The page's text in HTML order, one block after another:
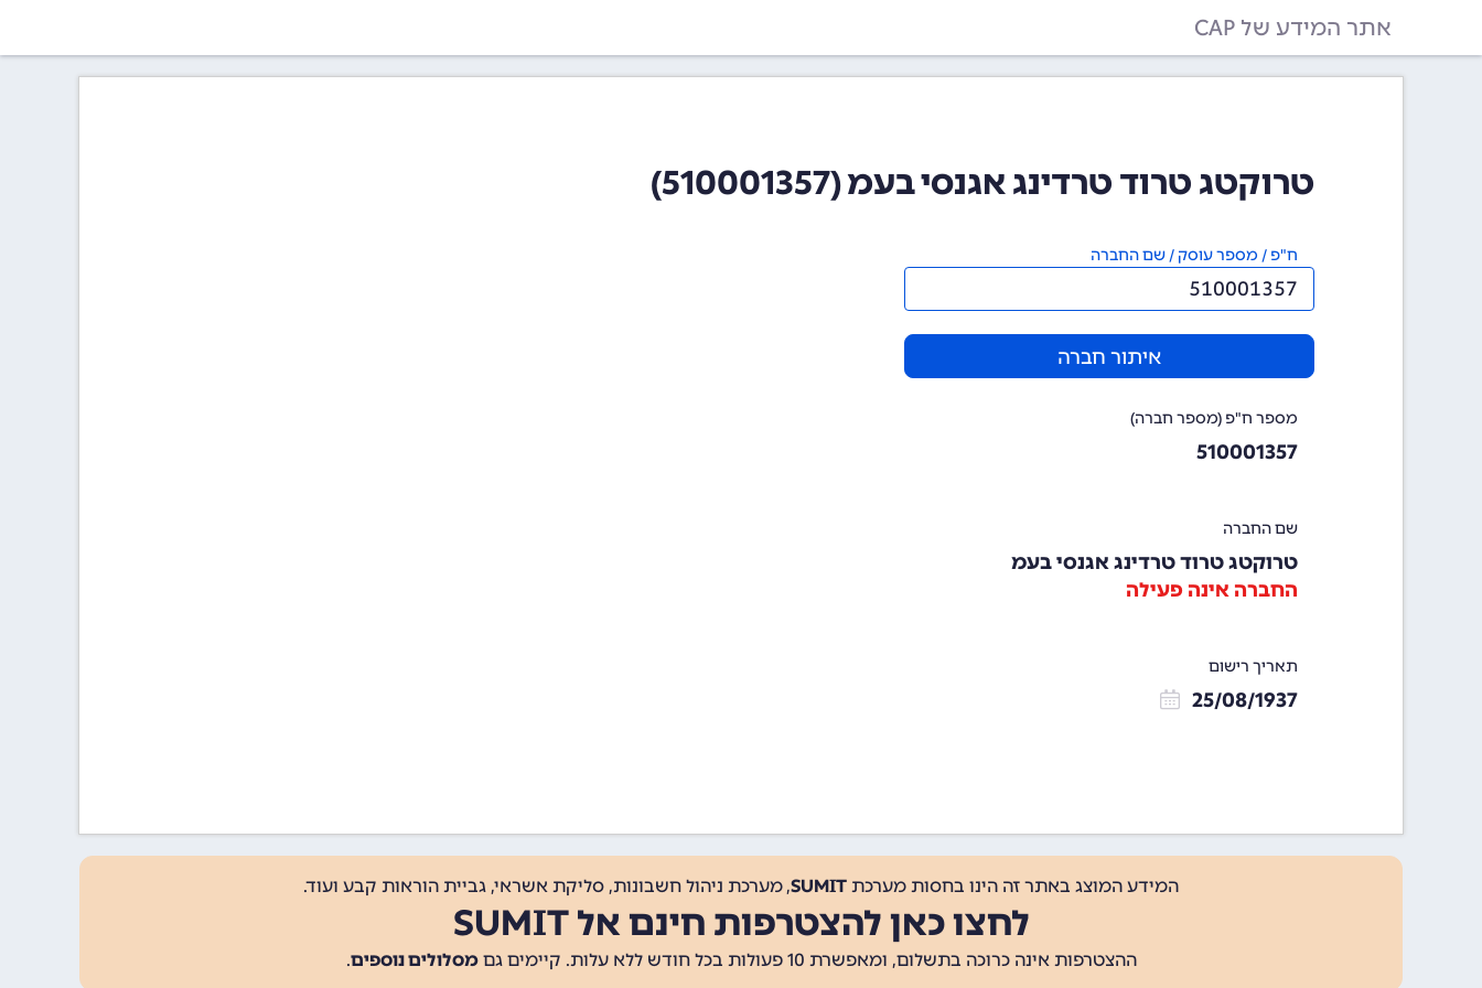
אתר המידע של CAP
טרוקטג טרוד טרדינג אגנסי בעמ (510001357)
ח"פ / מספר עוסק / שם החברה
איתור חברה
מספר ח"פ (מספר חברה)
510001357
שם החברה
טרוקטג טרוד טרדינג אגנסי בעמ
החברה אינה פעילה
תאריך רישום
25/08/1937
המידע המוצג באתר זה הינו בחסות מערכת SUMIT, מערכת ניהול חשבונות, סליקת אשראי, גביית הוראות קבע ועוד.
לחצו כאן להצטרפות חינם אל SUMIT
ההצטרפות אינה כרוכה בתשלום, ומאפשרת 10 פעולות בכל חודש ללא עלות. קיימים גם מסלולים נוספים.